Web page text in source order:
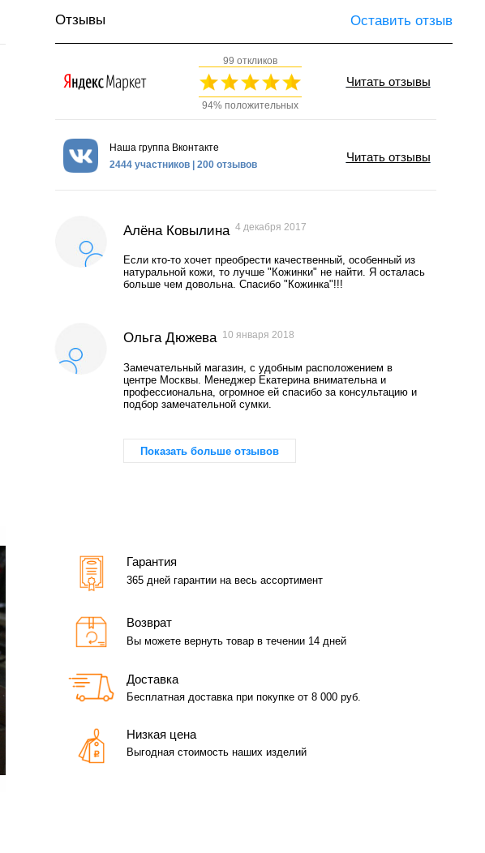
Отзывы Оставить отзыв
99 откликов
94% положительных
Читать отзывы
Наша группа Вконтакте
2444 участников | 200 отзывов
Читать отзывы
Алёна Ковылина 4 декабря 2017
Если кто-то хочет преобрести качественный, особенный из
натуральной кожи, то лучше "Кожинки" не найти. Я осталась
больше чем довольна. Спасибо "Кожинка"!!!
Ольга Дюжева 10 января 2018
Замечательный магазин, с удобным расположением в
центре Москвы. Менеджер Екатерина внимательна и
профессиональна, огромное ей спасибо за консультацию и
подбор замечательной сумки.
Показать больше отзывов
Гарантия
365 дней гарантии на весь ассортимент
Возврат
Вы можете вернуть товар в течении 14 дней
Доставка
Бесплатная доставка при покупке от 8 000 руб.
Низкая цена
Выгодная стоимость наших изделий